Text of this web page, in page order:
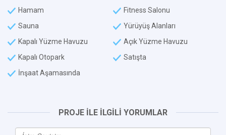
Hamam
Fitness Salonu
Sauna
Yürüyüş Alanları
Kapalı Yüzme Havuzu
Açık Yüzme Havuzu
Kapalı Otopark
Satışta
İnşaat Aşamasında
PROJE İLE İLGİLİ YORUMLAR